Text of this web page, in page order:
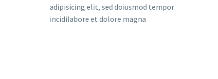
adipisicing elit, sed doiusmod tempor
incidilabore et dolore magna